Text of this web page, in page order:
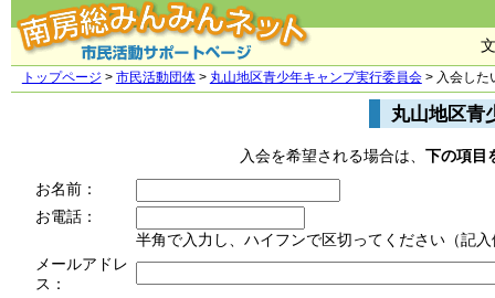
トップページ > 市民活動団体> 丸山地区青少年キャンプ実行委員会> 入会した
丸山地区青
入会を希望される場合は、 下の項目
お名前：
お電話：
半角で入力し、ハイフンで区切ってください（記
メールアドレ
ス：